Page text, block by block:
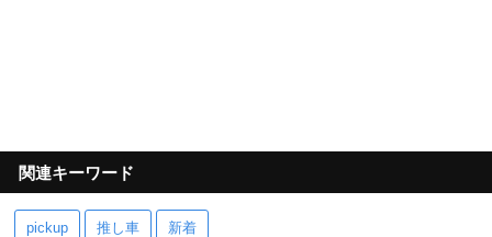
関連キーワード
pickup 推し車 新着